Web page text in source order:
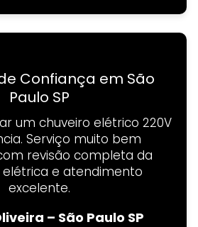
Confiança em São
Paulo SP
um chuveiro elétrico 220V
Serviço muito bem
revisão completa da
e atendimento
excelente.
– São Paulo SP